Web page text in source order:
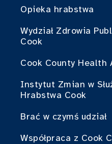
Opieka hrabstwa
Wydział Zdrowia
Cook
Cook County Health
Instytut Zmian w
Hrabstwa Cook
Brać w czymś udział
Współpraca z Cook